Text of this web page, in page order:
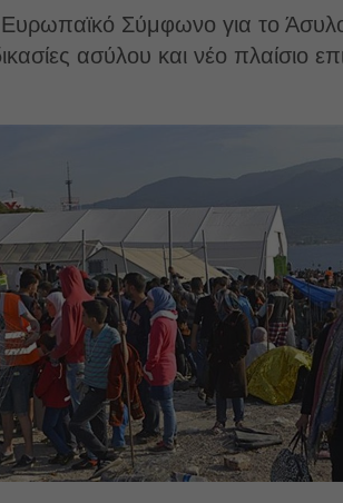
Σύμφωνο για το
ασύλου και νέο πλαίσιο